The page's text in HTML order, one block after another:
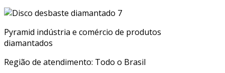
Pyramid indústria e comércio de produtos
diamantados
Região de atendimento: Todo o Brasil